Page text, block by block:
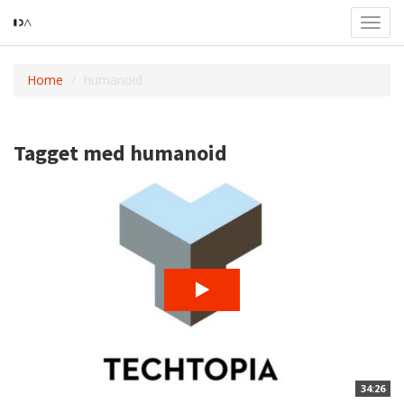
Home humanoid
Tagget med humanoid
34:26